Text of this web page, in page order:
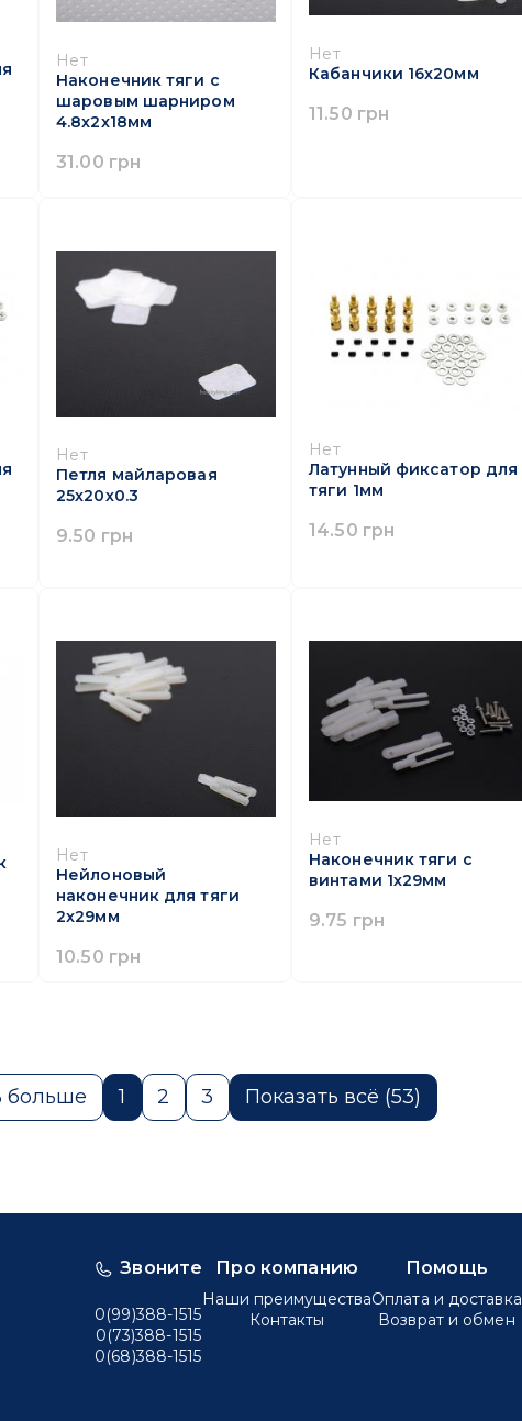
Нет
Наконечник тяги с
шаровым шарниром
4.8x2x18мм
31.00 грн
Нет
Кабанчики 16x20мм
11.50 грн
Нет
Петля майларовая
25х20х0.3
9.50 грн
Нет
Латунный фиксатор для
тяги 1мм
14.50 грн
Нет
Нейлоновый
наконечник для тяги
2x29мм
10.50 грн
Нет
Наконечник тяги с
винтами 1х29мм
9.75 грн
больше 1 2 3 Показать всё (53)
Звоните
0(99)388-1515
0(73)388-1515
0(68)388-1515
Про компанию
Наши преимущества
Контакты
Помощь
Оплата и доставка
Возврат и обмен